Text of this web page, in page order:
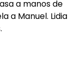
a manos de
a Manuel. Lidia